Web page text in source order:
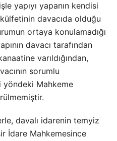
yapıyı yapanın kendisi
davacıda olduğu
ortaya konulamadığı
davacı tarafından
varıldığından,
sorumlu
yöndeki Mahkeme
davalı idarenin temyiz
İdare Mahkemesince